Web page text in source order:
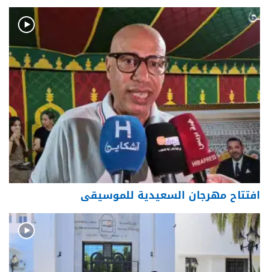
افتتاح مهرجان السعيدية للموسيقى